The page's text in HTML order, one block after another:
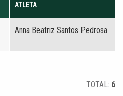
ATLETA
Anna Beatriz Santos Pedrosa
TOTAL: 6